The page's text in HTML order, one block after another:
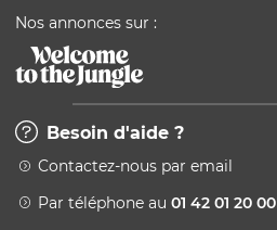
Nos annonces sur :
Besoin d'aide ?
Contactez-nous par email
Par téléphone au 01 42 01 20 00